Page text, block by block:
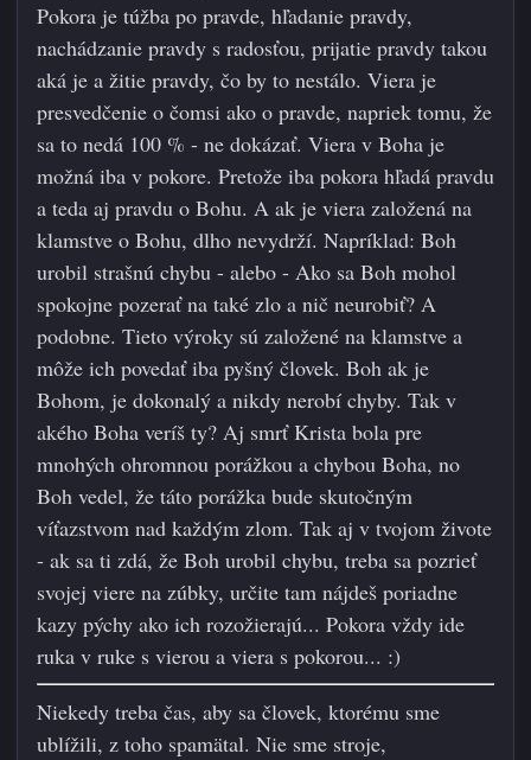
Pokora je túžba po pravde, hľadanie pravdy,
nachádzanie pravdy s radosťou, prijatie pravdy takou
aká je a žitie pravdy, čo by to nestálo. Viera je
presvedčenie o čomsi ako o pravde, napriek tomu, že
sa to nedá 100 % - ne dokázať. Viera v Boha je
možná iba v pokore. Pretože iba pokora hľadá pravdu
a teda aj pravdu o Bohu. A ak je viera založená na
klamstve o Bohu, dlho nevydrží. Napríklad: Boh
urobil strašnú chybu - alebo - Ako sa Boh mohol
spokojne pozerať na také zlo a nič neurobiť? A
podobne. Tieto výroky sú založené na klamstve a
môže ich povedať iba pyšný človek. Boh ak je
Bohom, je dokonalý a nikdy nerobí chyby. Tak v
akého Boha veríš ty? Aj smrť Krista bola pre
mnohých ohromnou porážkou a chybou Boha, no
Boh vedel, že táto porážka bude skutočným
víťazstvom nad každým zlom. Tak aj v tvojom živote
- ak sa ti zdá, že Boh urobil chybu, treba sa pozrieť
svojej viere na zúbky, určite tam nájdeš poriadne
kazy pýchy ako ich rozožierajú... Pokora vždy ide
ruka v ruke s vierou a viera s pokorou... :)
Niekedy treba čas, aby sa človek, ktorému sme
ublížili, z toho spamätal. Nie sme stroje,